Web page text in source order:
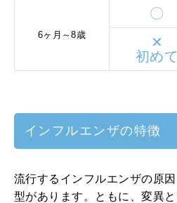
6ヶ月～8歳
〇
✕
初めて
インフルエンザの特徴
流行するインフルエンザの原
型があります。ともに、変異